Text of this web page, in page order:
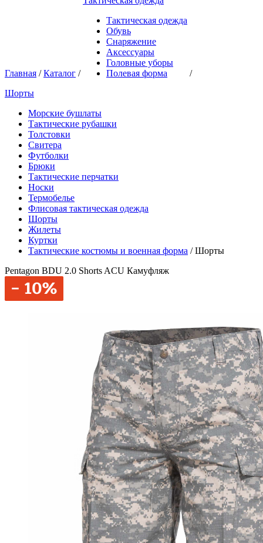
Главная /Каталог /
Тактическая одежда
Обувь
Снаряжение
Аксессуары
Головные уборы
Полевая форма
/
Шорты
Морские бушлаты
Тактические рубашки
Толстовки
Свитера
Футболки
Брюки
Тактические перчатки
Носки
Термобелье
Флисовая тактическая одежда
Шорты
Жилеты
Куртки
Тактические костюмы и военная форма /Шорты
Pentagon BDU 2.0 Shorts ACU Камуфляж